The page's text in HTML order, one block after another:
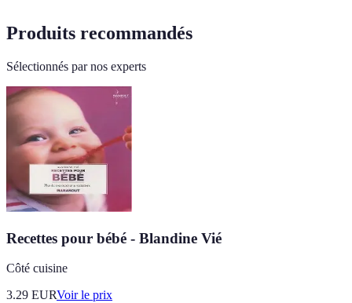
Produits recommandés
Sélectionnés par nos experts
Recettes pour bébé - Blandine Vié
Côté cuisine
3.29 EURVoir le prix